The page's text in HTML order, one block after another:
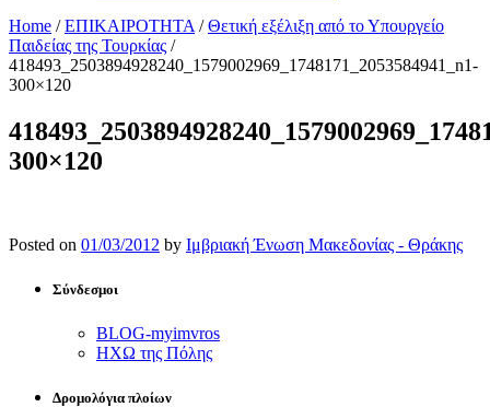
Home /ΕΠΙΚΑΙΡΟΤΗΤΑ /Θετική εξέλιξη από το Υπουργείο
Παιδείας της Τουρκίας /
418493_2503894928240_1579002969_1748171_2053584941_n1-
300×120
300×120
Posted on 01/03/2012 by Ιμβριακή Ένωση Μακεδονίας - Θράκης
Σύνδεσμοι
BLOG-myimvros
ΗΧΩ της Πόλης
Δρομολόγια πλοίων